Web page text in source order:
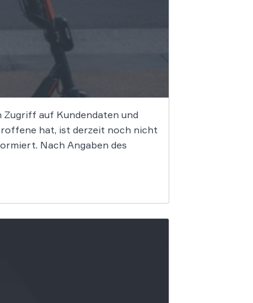
auf Kundendaten und
hat, ist derzeit noch nicht
Nach Angaben des